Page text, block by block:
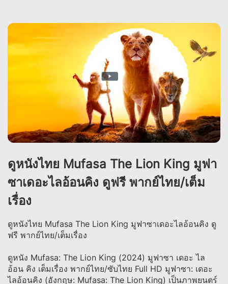
ดูหนังไทย Mufasa The Lion King มูฟา
ซาเดอะไลอ้อนคิง ดูฟรี พากย์ไทย/เต็ม
เรื่อง
ดูหนังไทย Mufasa The Lion King มูฟาซาเดอะไลอ้อนคิง ดู
ฟรี พากย์ไทย/เต็มเรื่อง
ดูหนัง Mufasa: The Lion King (2024) มูฟาซา เดอะ ไล
อ้อน คิง เต็มเรื่อง พากย์ไทย/ซับไทย Full HD มูฟาซา: เดอะ
ไลอ้อนคิง (อังกฤษ: Mufasa: The Lion King) เป็นภาพยนตร์